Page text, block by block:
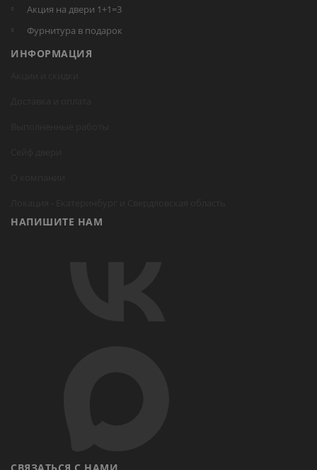
Акция на двери 1+1=3
Фурнитура в подарок
ИНФОРМАЦИЯ
НАПИШИТЕ НАМ